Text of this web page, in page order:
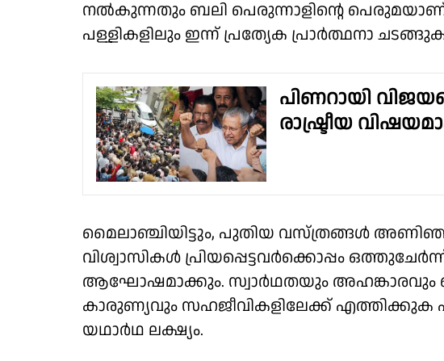
നൽകുന്നതും ബലി പെരുന്നാളിന്റെ
പള്ളികളിലും ഇന്ന് പ്രത്യേക പ്രാർത്ഥനാ
പിണറായി
രാഷ്ട്രീയ
മൈലാഞ്ചിയിട്ടും, പുതിയ വസ്ത്രങ്ങൾ
വിശ്വാസികൾ പ്രിയപ്പെട്ടവർക്കൊപ്പം
ആഘോഷമാക്കും. സ്വാർഥതയും അഹങ്കാരവും
കാരുണ്യവും സഹജീവികളിലേക്ക് എത്തിക്കുക
യഥാർഥ ലക്ഷ്യം.